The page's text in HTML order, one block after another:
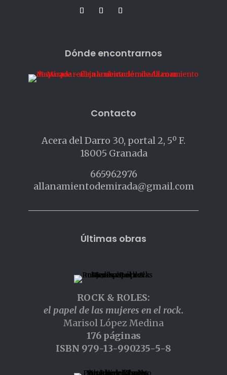
Dónde encontrarnos
Contacto
Acera del Darro 30, portal 2, 5º F.
18005 Granada
665962976
allanamientodemirada@gmail.com
Últimas obras
ROCK & ROLES:
el papel de las mujeres en el rock.
Marisol López Medina
176 páginas
ISBN 979-13-990235-5-8